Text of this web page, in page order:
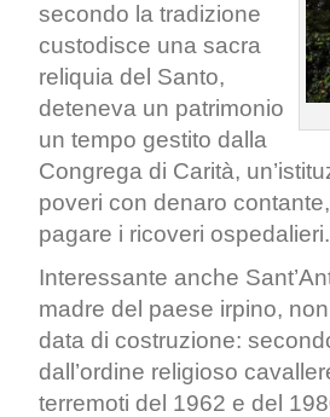
secondo la tradizione
custodisce una sacra
reliquia del Santo,
deteneva un patrimonio
un tempo gestito dalla
Congrega di Carità,
poveri con denaro
pagare i ricoveri ospedalieri.
Interessante anche
madre del paese irpino,
data di costruzione:
dall’ordine religioso
terremoti del 1962 e del